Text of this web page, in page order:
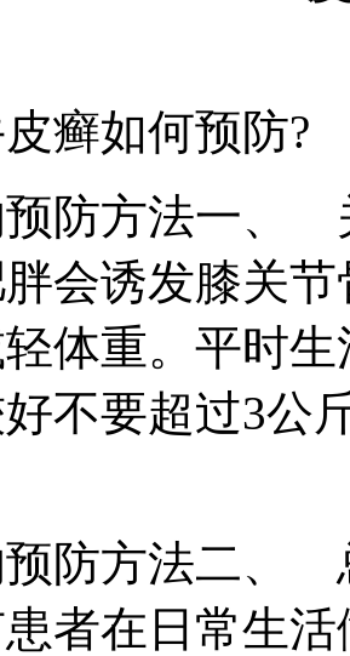
癣如何预防?
防方法一、
会诱发膝关
体重。平时
不要超过3公
防方法二、
者在日常生